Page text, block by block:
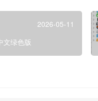
2026-05-11
文绿色版